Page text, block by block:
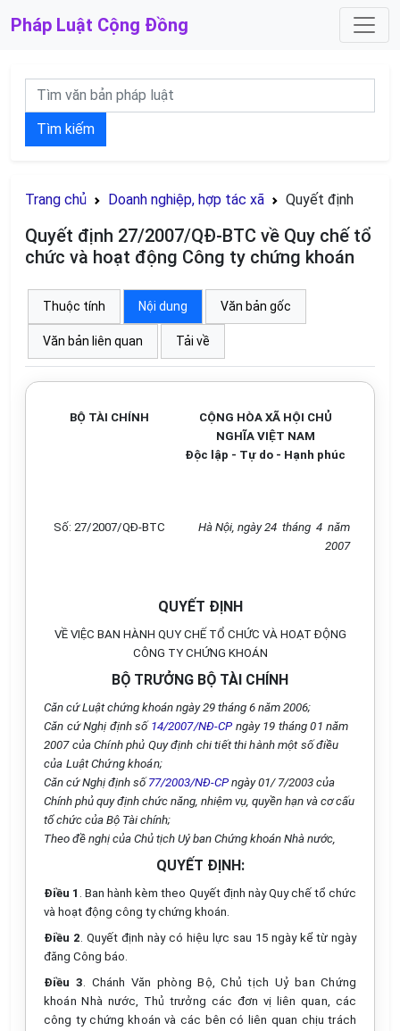
Pháp Luật Cộng Đồng
Tìm kiếm
Trang chủ Doanh nghiệp, hợp tác xã Quyết định
Quyết định 27/2007/QĐ-BTC về Quy chế tổ
chức và hoạt động Công ty chứng khoán
Thuộc tính Nội dung Văn bản gốc
Văn bản liên quan Tải về
BỘ TÀI CHÍNH
CỘNG HÒA XÃ HỘI CHỦ
NGHĨA VIỆT NAM
Độc lập - Tự do - Hạnh phúc
Số: 27/2007/QĐ-BTC
Hà Nội, ngày 24 tháng 4 năm
2007
QUYẾT ĐỊNH
VỀ VIỆC BAN HÀNH QUY CHẾ TỔ CHỨC VÀ HOẠT ĐỘNG
CÔNG TY CHỨNG KHOÁN
BỘ TRƯỞNG BỘ TÀI CHÍNH
Căn cứ Luật chứng khoán ngày 29 tháng 6 năm 2006;
Căn cứ Nghị định số 14/2007/NĐ-CP ngày 19 tháng 01 năm
2007 của Chính phủ Quy định chi tiết thi hành một số điều
của Luật Chứng khoán;
Căn cứ Nghị định số 77/2003/NĐ-CP ngày 01/ 7/2003 của
Chính phủ quy định chức năng, nhiệm vụ, quyền hạn và cơ cấu
tổ chức của Bộ Tài chính;
Theo đề nghị của Chủ tịch Uỷ ban Chứng khoán Nhà nước,
QUYẾT ĐỊNH:
Điều 1 . Ban hành kèm theo Quyết định này Quy chế tổ chức
và hoạt động công ty chứng khoán.
Điều 2. Quyết định này có hiệu lực sau 15 ngày kể từ ngày
đăng Công báo.
Điều 3. Chánh Văn phòng Bộ, Chủ tịch Uỷ ban Chứng
khoán Nhà nước, Thủ trưởng các đơn vị liên quan, các
công ty chứng khoán và các bên có liên quan chịu trách